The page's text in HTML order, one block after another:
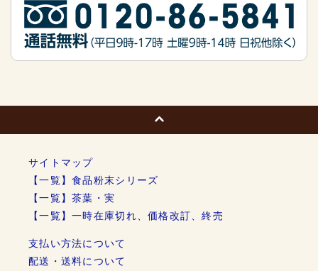
サイトマップ
【一覧】食品粉末シリーズ
【一覧】茶葉・実
【一覧】一時在庫切れ、価格改訂、終売
支払い方法について
配送・送料について